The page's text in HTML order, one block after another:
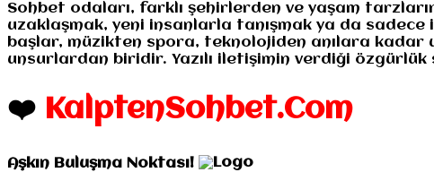
Sohbet odaları, farklı şehirlerden ve yaşam
uzaklaşmak, yeni insanlarla tanışmak ya da
başlar, müzikten spora, teknolojiden anılara kadar
unsurlardan biridir. Yazılı iletişimin verdiği
❤️ KalptenSohbet.Com
Aşkın Buluşma Noktası!